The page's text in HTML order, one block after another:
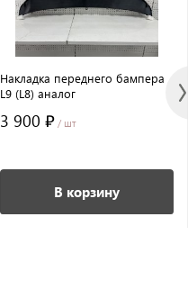
Накладка переднего бампера
L9 (L8) аналог
3 900 ₽ / шт
В корзину